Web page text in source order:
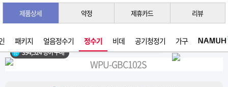
패키지 얼음정수기 정수기 비데 공기청정기 가구
제품상세 약정 제휴카드 리뷰
3초 간편 견적 받기 →
2026년 07월 생산
394,524 명이 구매